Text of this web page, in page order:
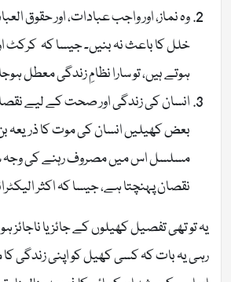
وہ نماز، اور واجب عبادات، اور حقوق
خلل کا باعث نہ بنیں۔ جیسا کہ کرکٹ
ہوتے ہیں، تو سارا نظامِ زندگی معطل
انسان کی زندگی اور صحت کے لیے
بعض کھیلیں انسان کی موت کا ذریعہ بن
مسلسل اس میں مصروف رہنے کی
نقصان پہنچتا ہے، جیسا کہ اکثر
یہ تو تھی تفصیل کھیلوں کے جائز یا
رہی یہ بات کہ کسی کھیل کو اپنی زندگی کا